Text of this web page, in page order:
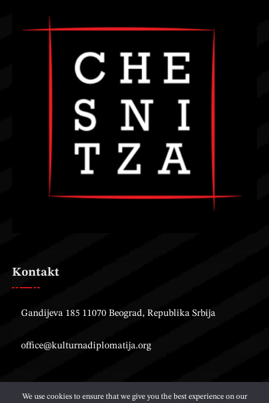
Kontakt
Gandijeva 185 11070 Beograd, Republika Srbija
office@kulturnadiplomatija.org
We use cookies to ensure that we give you the best experience on our